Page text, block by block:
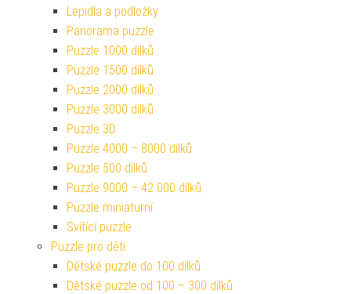
Lepidla a podložky
Panorama puzzle
Puzzle 1000 dílků
Puzzle 1500 dílků
Puzzle 2000 dílků
Puzzle 3000 dílků
Puzzle 3D
Puzzle 4000 – 8000 dílků
Puzzle 500 dílků
Puzzle 9000 – 42 000 dílků
Puzzle miniaturní
Svítící puzzle
Puzzle pro děti
Dětské puzzle do 100 dílků
Dětské puzzle od 100 – 300 dílků